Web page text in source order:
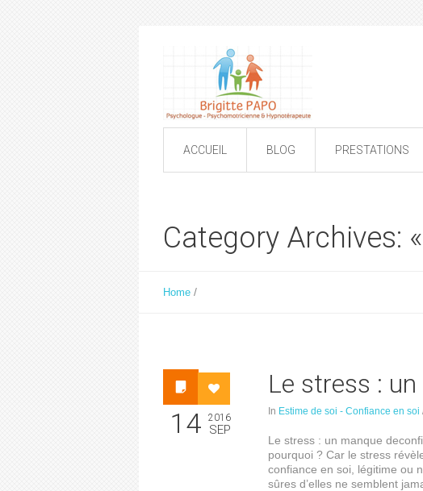
ACCUEIL BLOG PRESTATIONS
Category Archives:
Home /
14 2016
SEP
Le stress :
In Estime de soi - Confiance en soi
Le stress : un manque
pourquoi ? Car le stress
confiance en soi, légitime ou
sûres d’elles ne semblent